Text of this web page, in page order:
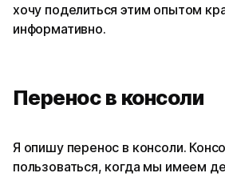
хочу поделиться этим опытом
информативно.
Перенос в консоли
Я опишу перенос в консоли.
пользоваться, когда мы имеем